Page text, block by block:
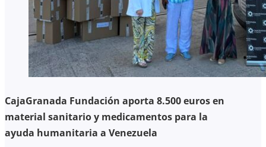
CajaGranada Fundación aporta 8.500 euros en
material sanitario y medicamentos para la
ayuda humanitaria a Venezuela